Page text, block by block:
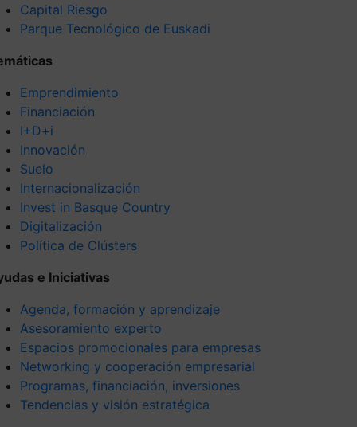
Capital Riesgo
Parque Tecnológico de Euskadi
Emprendimiento
Financiación
I+D+i
Innovación
Suelo
Internacionalización
Invest in Basque Country
Digitalización
Política de Clústers
e Iniciativas
Agenda, formación y aprendizaje
Asesoramiento experto
Espacios promocionales para empresas
Networking y cooperación empresarial
Programas, financiación, inversiones
Tendencias y visión estratégica